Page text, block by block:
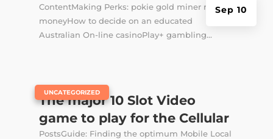
Sep 10
ContentMaking Perks: pokie gold miner real
moneyHow to decide on an educated
Australian On-line casinoPlay+ gambling...
The major 10 Slot Video
game to play for the Cellular
UNCATEGORIZED
PostsGuide: Finding the optimum Mobile Local